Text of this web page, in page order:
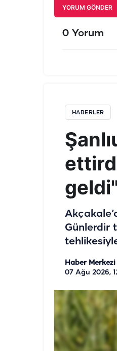
YORUM GÖNDER
0 Yorum
HABERLER
geldi"
Günlerdir
Haber Merkezi
07 Ağu 2026,